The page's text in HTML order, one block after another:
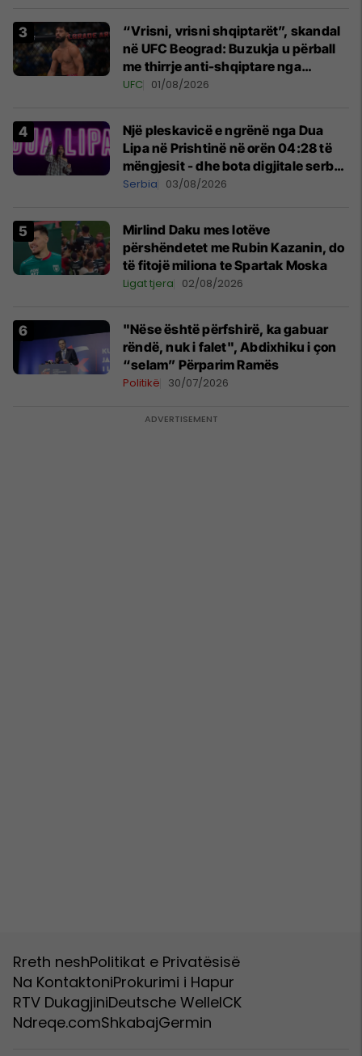
“Vrisni, vrisni shqiptarët”, skandal
në UFC Beograd: Buzukja u përball
me thirrje anti-shqiptare nga
tribunat
UFC 01/08/2026
Një pleskavicë e ngrënë nga Dua
Lipa në Prishtinë në orën 04:28 të
mëngjesit - dhe bota digjitale serbe
shpall gjendjen e luftës
Serbia 03/08/2026
Mirlind Daku mes lotëve
përshëndetet me Rubin Kazanin, do
të fitojë miliona te Spartak Moska
Ligat tjera 02/08/2026
"Nëse është përfshirë, ka gabuar
rëndë, nuk i falet", Abdixhiku i çon
“selam” Përparim Ramës
Politikë 30/07/2026
Rreth neshPolitikat e Privatësisë
Na KontaktoniProkurimi i Hapur
RTV DukagjiniDeutsche WelleICK
Ndreqe.comShkabajGermin